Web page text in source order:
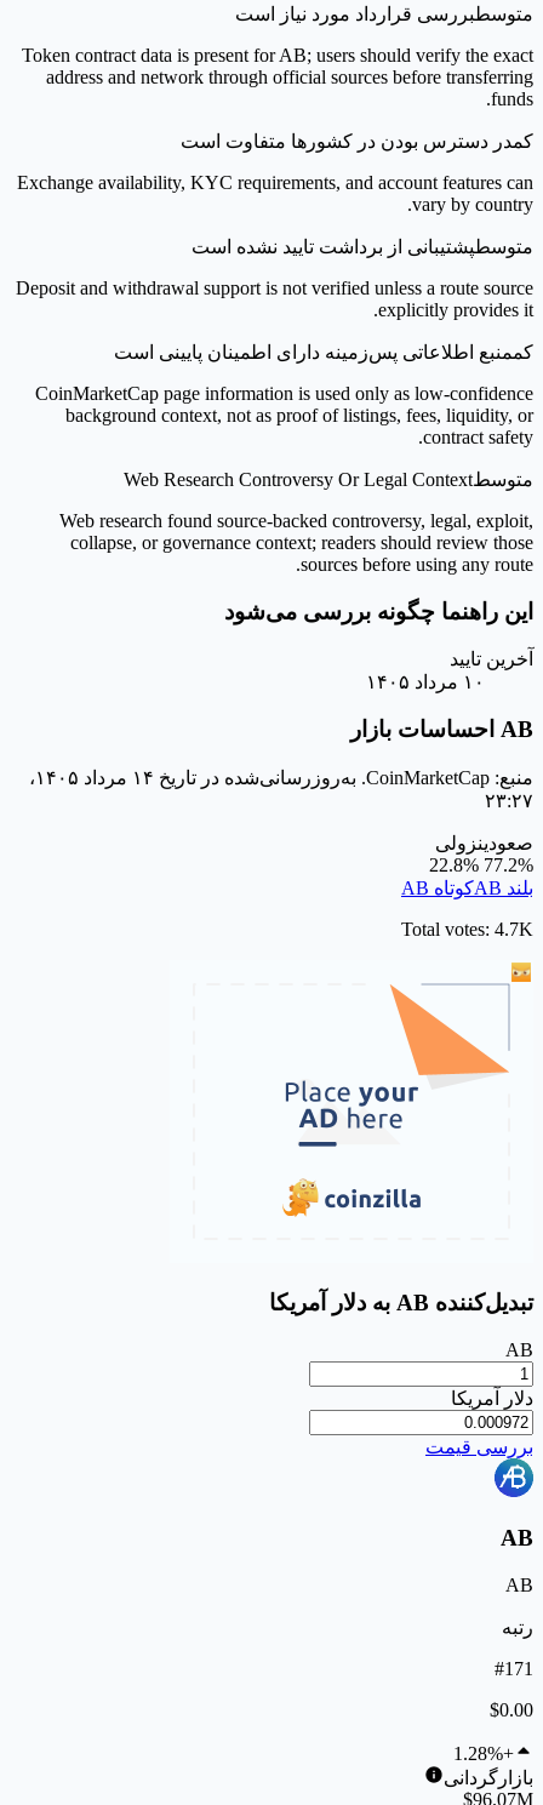
متوسطبررسی قرارداد مورد نیاز است
Token contract data is present for AB; users should verify the exact
address and network through official sources before transferring
funds.
کمدر دسترس بودن در کشورها متفاوت است
Exchange availability, KYC requirements, and account features can
vary by country.
متوسطپشتیبانی از برداشت تایید نشده است
Deposit and withdrawal support is not verified unless a route source
explicitly provides it.
کممنبع اطلاعاتی پس‌زمینه دارای اطمینان پایینی است
CoinMarketCap page information is used only as low-confidence
background context, not as proof of listings, fees, liquidity, or
contract safety.
متوسطWeb Research Controversy Or Legal Context
Web research found source-backed controversy, legal, exploit,
collapse, or governance context; readers should review those
sources before using any route.
این راهنما چگونه بررسی می‌شود
آخرین تایید
۱۰ مرداد ۱۴۰۵
AB احساسات بازار
منبع: CoinMarketCap. به‌روزرسانی‌شده در تاریخ ۱۴ مرداد ۱۴۰۵،
۲۳:۲۷
صعودینزولی
77.2%
22.8%
بلند AB
کوتاه AB
Total votes: 4.7K
تبدیل‌کننده AB به دلار آمریکا
AB
دلار آمریکا
بررسی قیمت
AB
AB
رتبه
#171
$0.00
+1.28%
بازارگردانی
$96.07M